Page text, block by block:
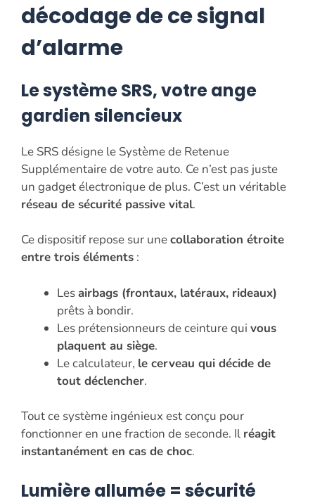
décodage de ce signal
d’alarme
Le système SRS, votre ange
gardien silencieux
Le SRS désigne le Système de Retenue
Supplémentaire de votre auto. Ce n’est pas juste
un gadget électronique de plus. C’est un véritable
réseau de sécurité passive vital.
Ce dispositif repose sur unecollaboration étroite
entre trois éléments :
Lesairbags (frontaux, latéraux, rideaux)
prêts à bondir.
Les prétensionneurs de ceinture qui vous
plaquent au siège.
Le calculateur, le cerveau qui décide de
tout déclencher.
Tout ce système ingénieux est conçu pour
fonctionner en une fraction de seconde. Il réagit
instantanément en cas de choc.
Lumière allumée = sécurité